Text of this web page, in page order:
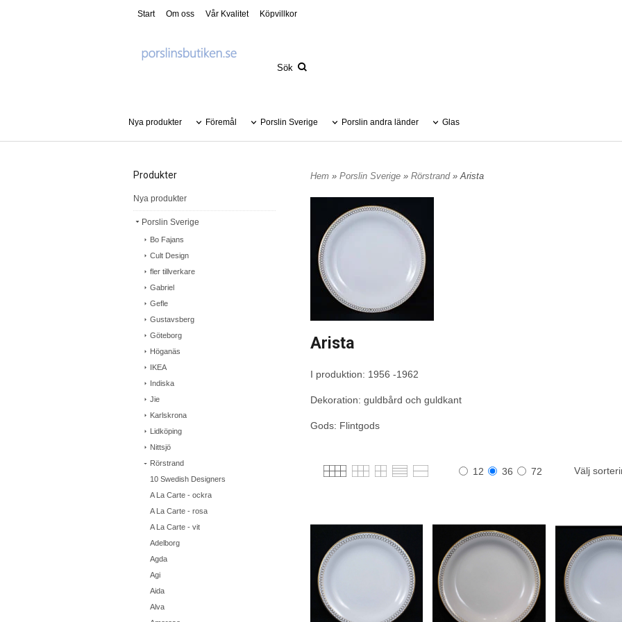
Start Om oss Vår Kvalitet Köpvillkor
Nya produkter Föremål Porslin Sverige Porslin andra länder Glas
Produkter
Nya produkter
Porslin Sverige
Bo Fajans
Cult Design
fler tillverkare
Gabriel
Gefle
Gustavsberg
Göteborg
Höganäs
IKEA
Indiska
Jie
Karlskrona
Lidköping
Nittsjö
Rörstrand
10 Swedish Designers
A La Carte - ockra
A La Carte - rosa
A La Carte - vit
Adelborg
Agda
Agi
Aida
Alva
Hem » Porslin Sverige » Rörstrand » Arista
Arista
I produktion: 1956 -1962
Dekoration: guldbård och guldkant
Gods: Flintgods
12 36 72 Välj